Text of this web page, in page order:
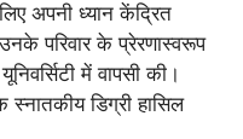
अपनी ध्यान केंद्रित
परिवार के प्रेरणास्वरूप
में वापसी की।
डिग्री हासिल